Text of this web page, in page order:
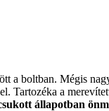
a boltban. Mégis
Tartozéka a
állapotban